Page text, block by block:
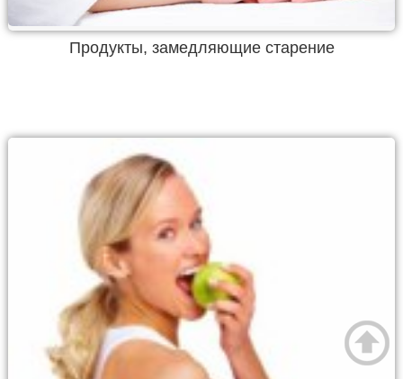
Продукты, замедляющие старение